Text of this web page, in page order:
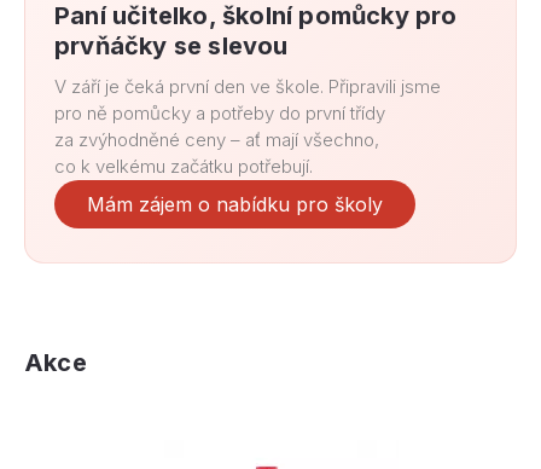
Paní učitelko, školní pomůcky pro
prvňáčky se slevou
V září je čeká první den ve škole. Připravili jsme
pro ně pomůcky a potřeby do první třídy
za zvýhodněné ceny – ať mají všechno,
co k velkému začátku potřebují.
Mám zájem o nabídku pro školy
Akce